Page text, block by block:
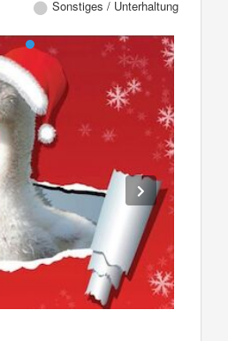
Sonstiges / Unterhaltung